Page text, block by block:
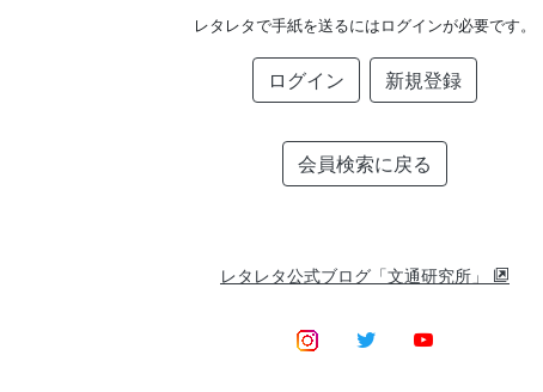
レタレタで手紙を送るにはログインが必要です。
ログイン 新規登録
会員検索に戻る
レタレタ公式ブログ「文通研究所」